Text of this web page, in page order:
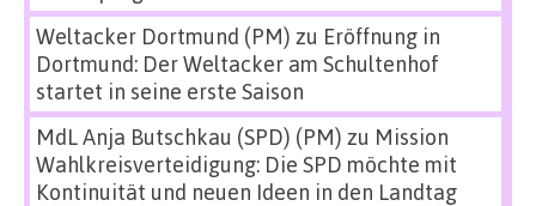
Weltacker Dortmund (PM) zu Eröffnung in
Dortmund: Der Weltacker am Schultenhof
startet in seine erste Saison
MdL Anja Butschkau (SPD) (PM) zu Mission
Wahlkreisverteidigung: Die SPD möchte mit
Kontinuität und neuen Ideen in den Landtag